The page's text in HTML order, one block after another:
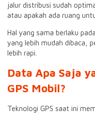
jalur distribusi sudah
atau apakah ada ruang
Hal yang sama berlaku
yang lebih mudah dibaca,
lebih rapi.
Data Apa Saja
GPS Mobil?
Teknologi GPS saat ini